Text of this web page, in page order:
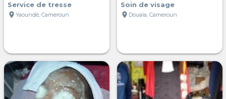
Service de tresse
location_on Yaoundé, Cameroun
Soin de visage
location_on Douala, Cameroun